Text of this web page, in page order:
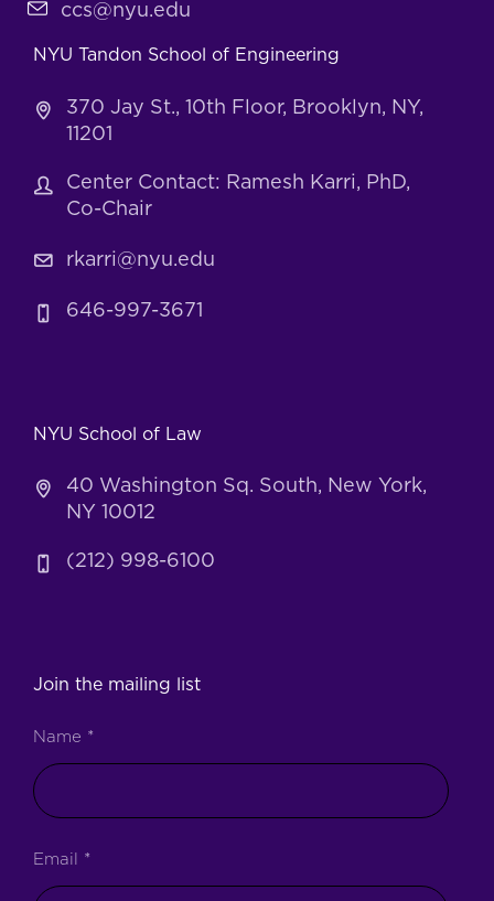
ccs@nyu.edu
NYU Tandon School of Engineering
370 Jay St., 10th Floor, Brooklyn, NY,
11201
Center Contact: Ramesh Karri, PhD,
Co-Chair
rkarri@nyu.edu
646-997-3671
NYU School of Law
40 Washington Sq. South, New York,
NY 10012
(212) 998-6100
Join the mailing list
Name *
Email *